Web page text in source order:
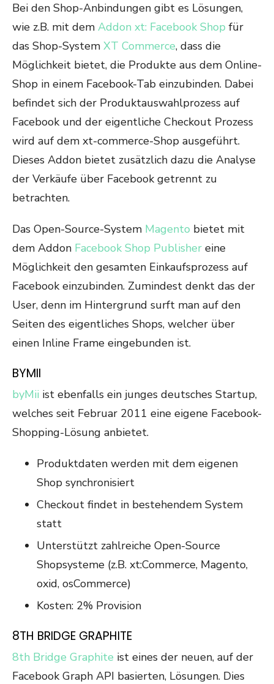
Bei den Shop-Anbindungen gibt es Lösungen,
wie z.B. mit dem Addon xt: Facebook Shop für
das Shop-System XT Commerce, dass die
Möglichkeit bietet, die Produkte aus dem Online-
Shop in einem Facebook-Tab einzubinden. Dabei
befindet sich der Produktauswahlprozess auf
Facebook und der eigentliche Checkout Prozess
wird auf dem xt-commerce-Shop ausgeführt.
Dieses Addon bietet zusätzlich dazu die Analyse
der Verkäufe über Facebook getrennt zu
betrachten.
Das Open-Source-System Magento bietet mit
dem Addon Facebook Shop Publisher eine
Möglichkeit den gesamten Einkaufsprozess auf
Facebook einzubinden. Zumindest denkt das der
User, denn im Hintergrund surft man auf den
Seiten des eigentliches Shops, welcher über
einen Inline Frame eingebunden ist.
BYMII
byMii ist ebenfalls ein junges deutsches Startup,
welches seit Februar 2011 eine eigene Facebook-
Shopping-Lösung anbietet.
Produktdaten werden mit dem eigenen
Shop synchronisiert
Checkout findet in bestehendem System
statt
Unterstützt zahlreiche Open-Source
Shopsysteme (z.B. xt:Commerce, Magento,
oxid, osCommerce)
Kosten: 2% Provision
8TH BRIDGE GRAPHITE
8th Bridge Graphite ist eines der neuen, auf der
Facebook Graph API basierten, Lösungen. Dies